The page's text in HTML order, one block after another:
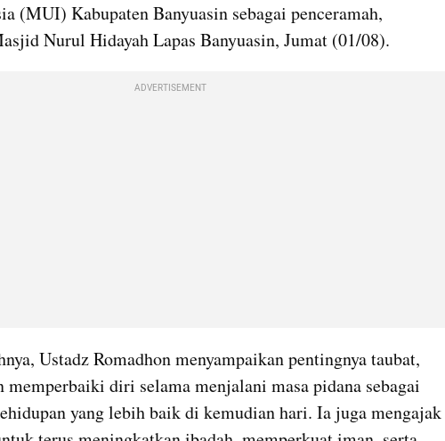
(MUI) Kabupaten Banyuasin sebagai penceramah,
Nurul Hidayah Lapas Banyuasin, Jumat (01/08).
ADVERTISEMENT
Ustadz Romadhon menyampaikan pentingnya taubat,
memperbaiki diri selama menjalani masa pidana sebagai
yang lebih baik di kemudian hari. Ia juga mengajak